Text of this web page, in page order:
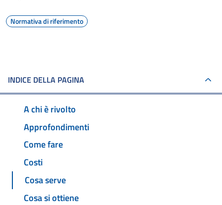
Normativa di riferimento
INDICE DELLA PAGINA
A chi è rivolto
Approfondimenti
Come fare
Costi
Cosa serve
Cosa si ottiene